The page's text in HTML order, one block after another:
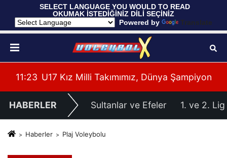
SELECT LANGUAGE YOU WOULD TO READ
OKUMAK İSTEDİĞİNİZ DİLİ SEÇİNİZ
Powered by
Translate
Galibiyetle Başladı
11:21 2026 Akdeniz Oyunları'ndaki Rakiplerimiz
HABERLER Sultanlar ve Efeler 1. ve 2. Lig
Haberler Plaj Voleybolu